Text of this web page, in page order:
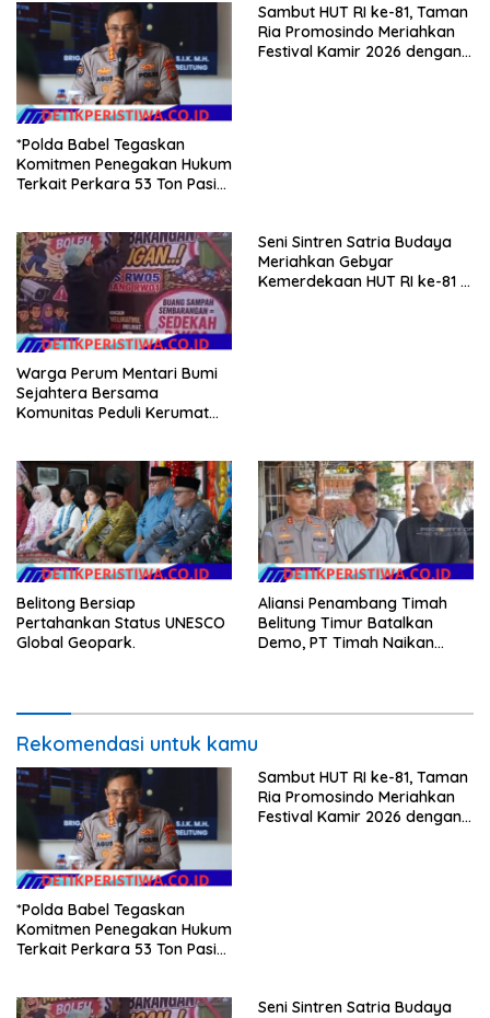
*Polda Babel Tegaskan
Komitmen Penegakan Hukum
Terkait Perkara 53 Ton Pasir
Sambut HUT RI ke-81, Taman
Ria Promosindo Meriahkan
Festival Kamir 2026 dengan
Warga Perum Mentari Bumi
Sejahtera Bersama
Komunitas Peduli Kerumat
Lingkungan
Seni Sintren Satria Budaya
Meriahkan Gebyar
Kemerdekaan HUT RI ke-81 di
Belitong Bersiap
Pertahankan Status UNESCO
Global Geopark.
Aliansi Penambang Timah
Belitung Timur Batalkan
Demo, PT Timah Naikan
Rekomendasi untuk kamu
*Polda Babel Tegaskan
Komitmen Penegakan Hukum
Terkait Perkara 53 Ton Pasir
Sambut HUT RI ke-81, Taman
Ria Promosindo Meriahkan
Festival Kamir 2026 dengan
Seni Sintren Satria Budaya